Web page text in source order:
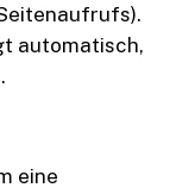
automatisch,
eine